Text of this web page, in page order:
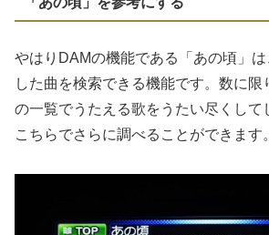
やはりDAMの機能である「あの頃」
した曲を検索できる機能です。数に限
の一覧でうたえる歌をうたい尽くして
こちらでさらに調べることができます。